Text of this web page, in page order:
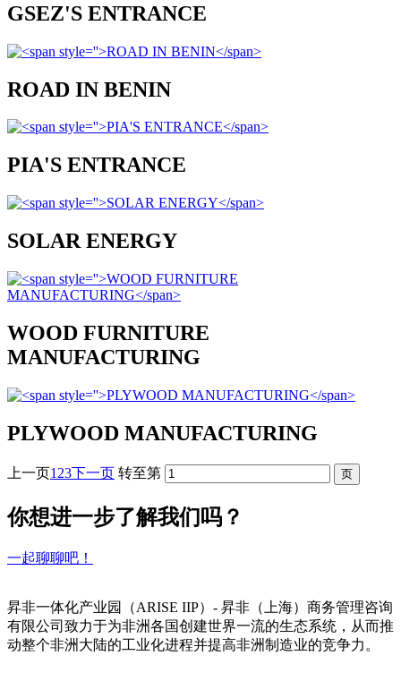
GSEZ'S ENTRANCE
ROAD IN BENIN
PIA'S ENTRANCE
SOLAR ENERGY
WOOD FURNITURE
MANUFACTURING
PLYWOOD MANUFACTURING
上一页1 23下一页 转至第
你想进一步了解我们吗？
一起聊聊吧！
昇非一体化产业园（ARISE IIP）- 昇非（上海）商务管理咨询
有限公司致力于为非洲各国创建世界一流的生态系统，从而推
动整个非洲大陆的工业化进程并提高非洲制造业的竞争力。